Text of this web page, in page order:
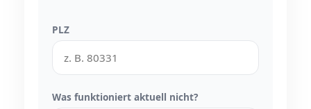
PLZ
Was funktioniert aktuell nicht?